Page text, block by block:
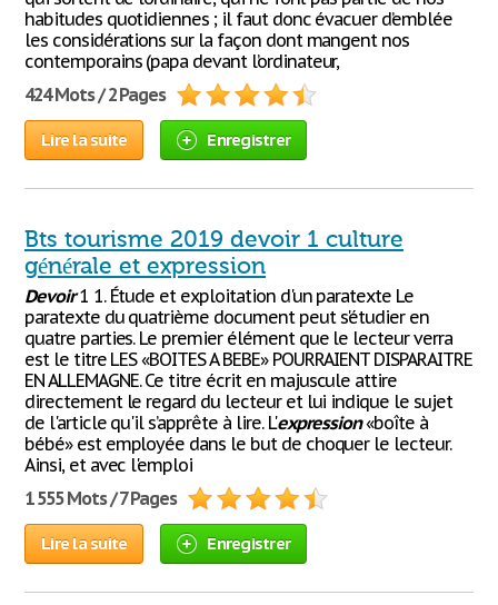
habitudes quotidiennes ; il faut donc évacuer d’emblée
les considérations sur la façon dont mangent nos
contemporains (papa devant l’ordinateur,
424 Mots / 2 Pages
Lire la suite Enregistrer
Bts tourisme 2019 devoir 1 culture
générale et expression
Devoir1 1. Étude et exploitation d'un paratexte Le
paratexte du quatrième document peut s'étudier en
quatre parties. Le premier élément que le lecteur verra
est le titre LES «BOITES A BEBE» POURRAIENT DISPARAITRE
EN ALLEMAGNE. Ce titre écrit en majuscule attire
directement le regard du lecteur et lui indique le sujet
de l'article qu'il s’apprête à lire. L'expression«boîte à
bébé» est employée dans le but de choquer le lecteur.
Ainsi, et avec l'emploi
1 555 Mots / 7 Pages
Lire la suite Enregistrer